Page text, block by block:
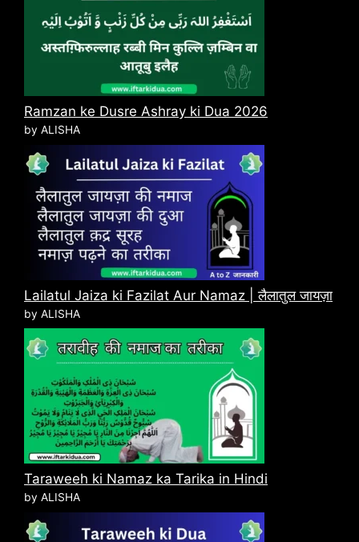
Ramzan ke Dusre Ashray ki Dua 2026
by ALISHA
Lailatul Jaiza ki Fazilat Aur Namaz | लैलातुल जायज़ा
by ALISHA
Taraweeh ki Namaz ka Tarika in Hindi
by ALISHA